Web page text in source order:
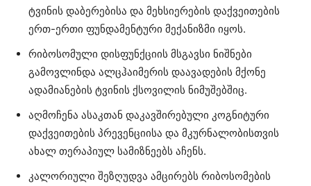
ტვინის დაბერებისა და მეხსიერების დაქვეითების
ერთ-ერთი ფუნდამენტური მექანიზმი იყოს.
რიბოსომული დისფუნქციის მსგავსი ნიშნები
გამოვლინდა ალცჰაიმერის დაავადების მქონე
ადამიანების ტვინის ქსოვილის ნიმუშებშიც.
აღმოჩენა ასაკთან დაკავშირებული კოგნიტური
დაქვეითების პრევენციისა და მკურნალობისთვის
ახალ თერაპიულ სამიზნეებს აჩენს.
კალორიული შეზღუდვა ამცირებს რიბოსომების